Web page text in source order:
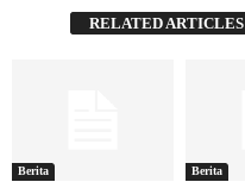
RELATED ARTICLES
Berita Berita